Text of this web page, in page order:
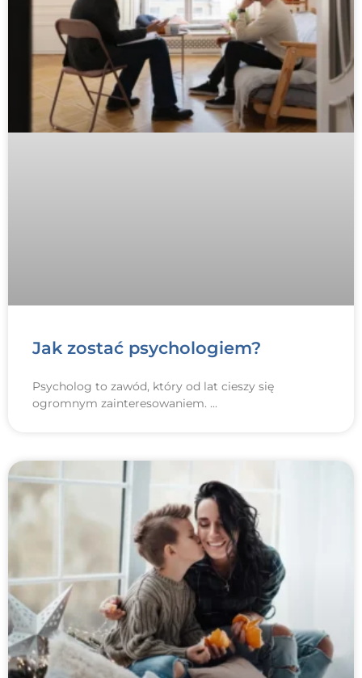
Jak zostać psychologiem?
Psycholog to zawód, który od lat cieszy się
ogromnym zainteresowaniem.